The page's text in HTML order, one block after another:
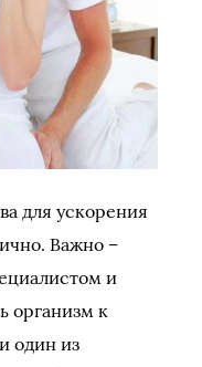
для ускорения
Важно –
и
организм к
один из